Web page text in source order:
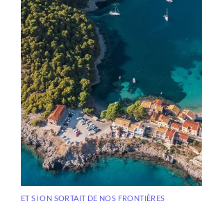
ET SI ON SORTAIT DE NOS FRONTIÈRES